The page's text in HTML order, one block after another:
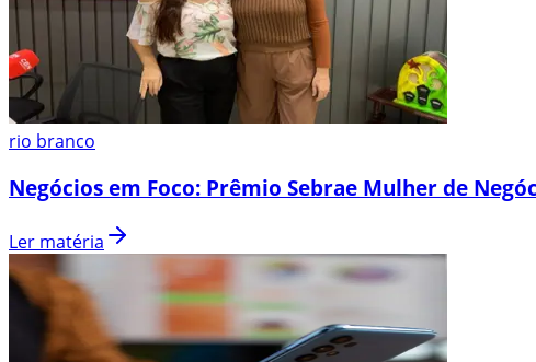
rio branco
Negócios em Foco: Prêmio Sebrae Mulher de
Ler matéria